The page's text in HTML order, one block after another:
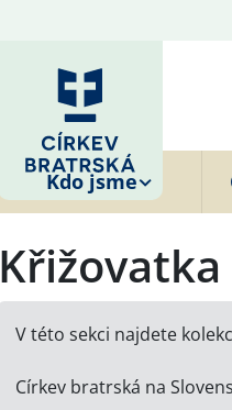
Kdo jsme
Křižovatka
V této sekci najdete
Církev bratrská na